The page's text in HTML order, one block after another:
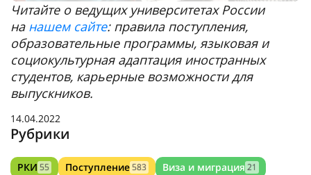
Читайте о ведущих университетах России
на нашем сайте: правила поступления,
образовательные программы, языковая и
социокультурная адаптация иностранных
студентов, карьерные возможности для
выпускников.
14.04.2022
Рубрики
РКИ 55 Поступление583 Виза и миграция 21